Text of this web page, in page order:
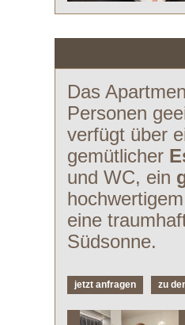
Das
Personen
verfügt über
gemütlicher
und WC, ein
eine
Südsonne.
jetzt anfragen zu